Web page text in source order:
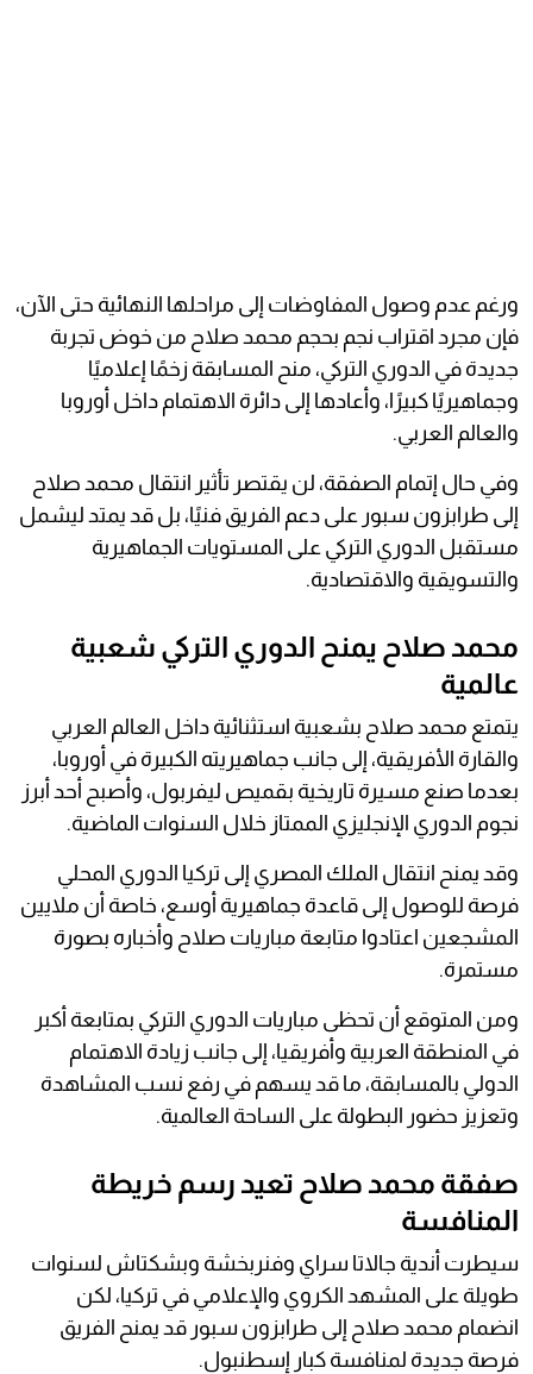
ورغم عدم وصول المفاوضات إلى مراحلها النهائية حتى الآن،
فإن مجرد اقتراب نجم بحجم محمد صلاح من خوض تجربة
جديدة في الدوري التركي، منح المسابقة زخمًا إعلاميًا
وجماهيريًا كبيرًا، وأعادها إلى دائرة الاهتمام داخل أوروبا
والعالم العربي.
وفي حال إتمام الصفقة، لن يقتصر تأثير انتقال محمد صلاح
إلى طرابزون سبور على دعم الفريق فنيًا، بل قد يمتد ليشمل
مستقبل الدوري التركي على المستويات الجماهيرية
والتسويقية والاقتصادية.
محمد صلاح يمنح الدوري التركي شعبية
عالمية
يتمتع محمد صلاح بشعبية استثنائية داخل العالم العربي
والقارة الأفريقية، إلى جانب جماهيريته الكبيرة في أوروبا،
بعدما صنع مسيرة تاريخية بقميص ليفربول، وأصبح أحد أبرز
نجوم الدوري الإنجليزي الممتاز خلال السنوات الماضية.
وقد يمنح انتقال الملك المصري إلى تركيا الدوري المحلي
فرصة للوصول إلى قاعدة جماهيرية أوسع، خاصة أن ملايين
المشجعين اعتادوا متابعة مباريات صلاح وأخباره بصورة
مستمرة.
ومن المتوقع أن تحظى مباريات الدوري التركي بمتابعة أكبر
في المنطقة العربية وأفريقيا، إلى جانب زيادة الاهتمام
الدولي بالمسابقة، ما قد يسهم في رفع نسب المشاهدة
وتعزيز حضور البطولة على الساحة العالمية.
صفقة محمد صلاح تعيد رسم خريطة
المنافسة
سيطرت أندية جالاتا سراي وفنربخشة وبشكتاش لسنوات
طويلة على المشهد الكروي والإعلامي في تركيا، لكن
انضمام محمد صلاح إلى طرابزون سبور قد يمنح الفريق
فرصة جديدة لمنافسة كبار إسطنبول.